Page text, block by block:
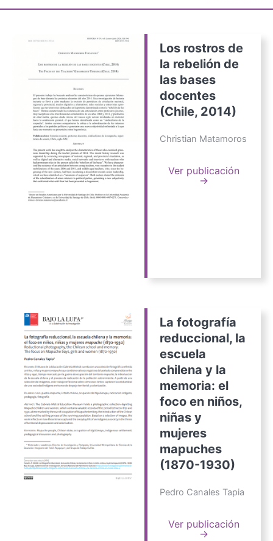
Los rostros de
la rebelión de
las bases
docentes
(Chile, 2014)
Christian Matamoros
Ver publicación
→
La fotografía
reduccional, la
escuela
chilena y la
memoria: el
foco en niños,
niñas y
mujeres
mapuches
(1870-1930)
Pedro Canales Tapia
Ver publicación
→